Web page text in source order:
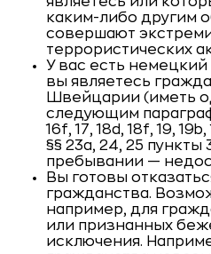
каким-либо другим
совершают
террористических
У вас есть
вы являетесь
Швейцарии (иметь
следующим
16f, 17, 18d, 18f, 19,
§§ 23a, 24, 25 пункты
пребывании —
Вы готовы
гражданства.
например, для
или признанных
исключения.